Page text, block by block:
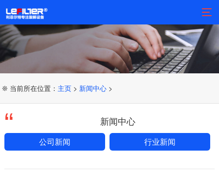
❊ 当前所在位置： 主页 > 新闻中心 >
新闻中心
公司新闻 行业新闻